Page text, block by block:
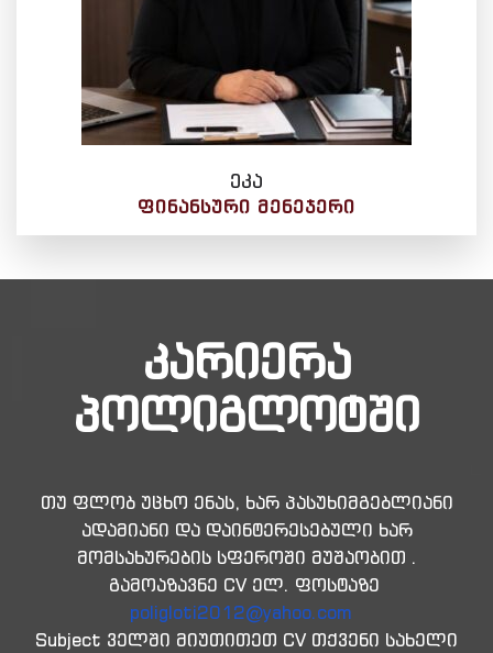
ეკა
ᲤᲘᲜᲐᲜᲡᲣᲠᲘ ᲛᲔᲜᲔᲯᲔᲠᲘ
კარიერა
პოლიგლოტში
თუ ფლობ უცხო ენას, ხარ პასუხიმგებლიანი
ადამიანი და დაინტერესებული ხარ
მომსახურების სფეროში მუშაობით .
გამოაზავნე CV ელ. ფოსტაზე
poligloti2012@yahoo.com
Subject ველში მიუთითეთ CV თქვენი სახელი